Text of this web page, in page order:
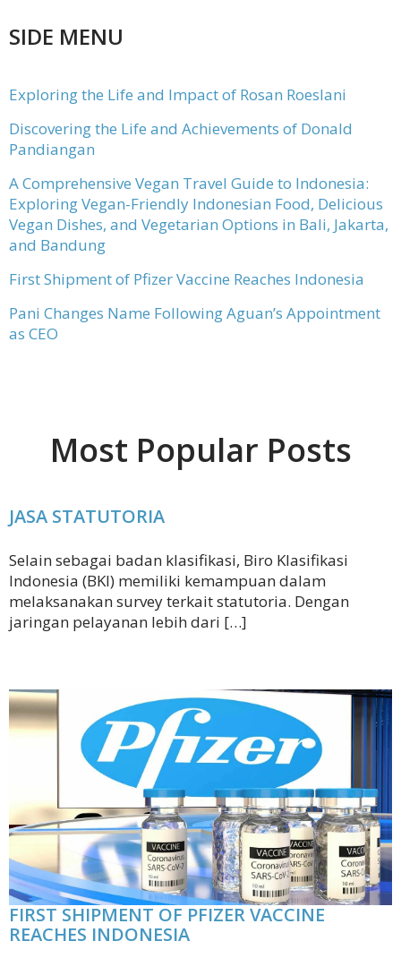
SIDE MENU
Exploring the Life and Impact of Rosan Roeslani
Discovering the Life and Achievements of Donald
Pandiangan
A Comprehensive Vegan Travel Guide to Indonesia:
Exploring Vegan-Friendly Indonesian Food, Delicious
Vegan Dishes, and Vegetarian Options in Bali, Jakarta,
and Bandung
First Shipment of Pfizer Vaccine Reaches Indonesia
Pani Changes Name Following Aguan’s Appointment
as CEO
Most Popular Posts
JASA STATUTORIA
Selain sebagai badan klasifikasi, Biro Klasifikasi
Indonesia (BKI) memiliki kemampuan dalam
melaksanakan survey terkait statutoria. Dengan
jaringan pelayanan lebih dari […]
FIRST SHIPMENT OF PFIZER VACCINE
REACHES INDONESIA